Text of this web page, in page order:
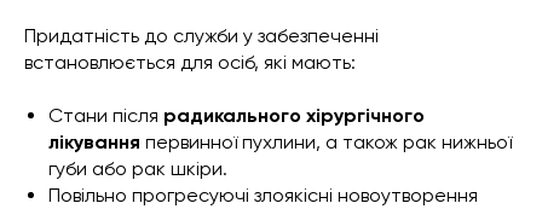
Придатність до служби у забезпеченні
встановлюється для осіб, які мають:
Стани після радикального хірургічного
лікування первинної пухлини, а також рак нижньої
губи або рак шкіри.
Повільно прогресуючі злоякісні новоутворення